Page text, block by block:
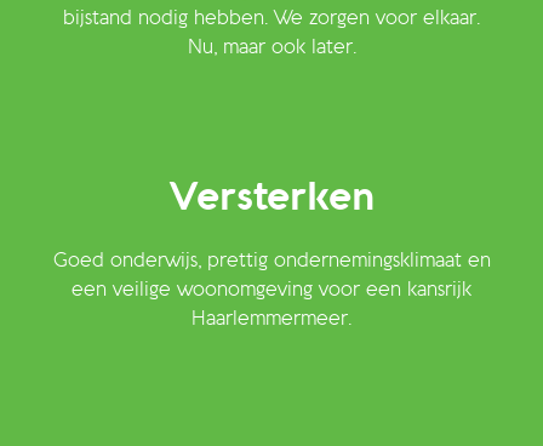
bijstand nodig hebben. We zorgen voor elkaar.
Nu, maar ook later.
Versterken
Goed onderwijs, prettig ondernemingsklimaat en
een veilige woonomgeving voor een kansrijk
Haarlemmermeer.